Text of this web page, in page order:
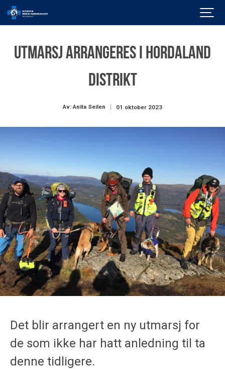
Utmarsj arrangeres i Hordaland
distrikt
Av: Anita Seilen 01 oktober 2023
Det blir arrangert en ny utmarsj for
de som ikke har hatt anledning til ta
denne tidligere.